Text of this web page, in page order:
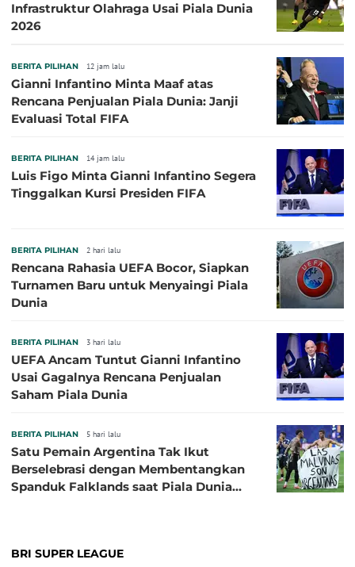
Infrastruktur Olahraga Usai Piala Dunia
2026
BERITA PILIHAN 12 jam lalu
Gianni Infantino Minta Maaf atas
Rencana Penjualan Piala Dunia: Janji
Evaluasi Total FIFA
BERITA PILIHAN 14 jam lalu
Luis Figo Minta Gianni Infantino Segera
Tinggalkan Kursi Presiden FIFA
BERITA PILIHAN 2 hari lalu
Rencana Rahasia UEFA Bocor, Siapkan
Turnamen Baru untuk Menyaingi Piala
Dunia
BERITA PILIHAN 3 hari lalu
UEFA Ancam Tuntut Gianni Infantino
Usai Gagalnya Rencana Penjualan
Saham Piala Dunia
BERITA PILIHAN 5 hari lalu
Satu Pemain Argentina Tak Ikut
Berselebrasi dengan Membentangkan
Spanduk Falklands saat Piala Dunia
BRI SUPER LEAGUE